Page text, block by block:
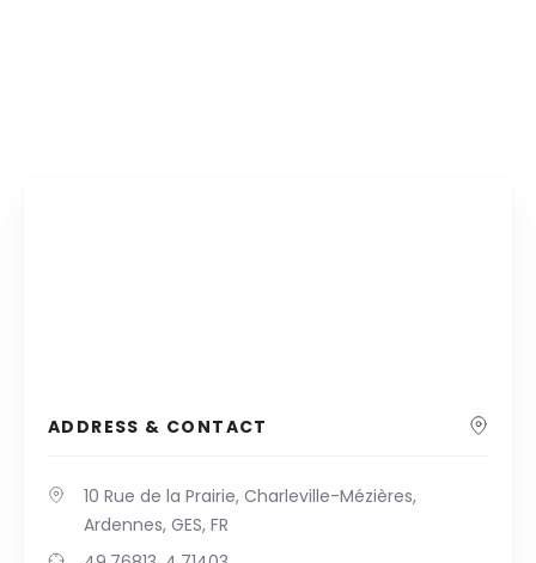
ADDRESS & CONTACT
10 Rue de la Prairie, Charleville-Mézières,
Ardennes, GES, FR